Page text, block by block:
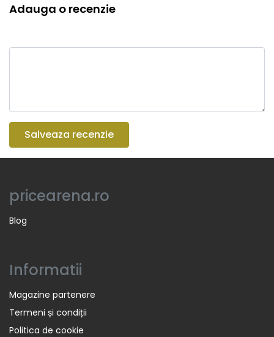
Adauga o recenzie
Salveaza recenzie
pricearena.ro
Blog
Informatii
Magazine partenere
Termeni și condiții
Politica de cookie